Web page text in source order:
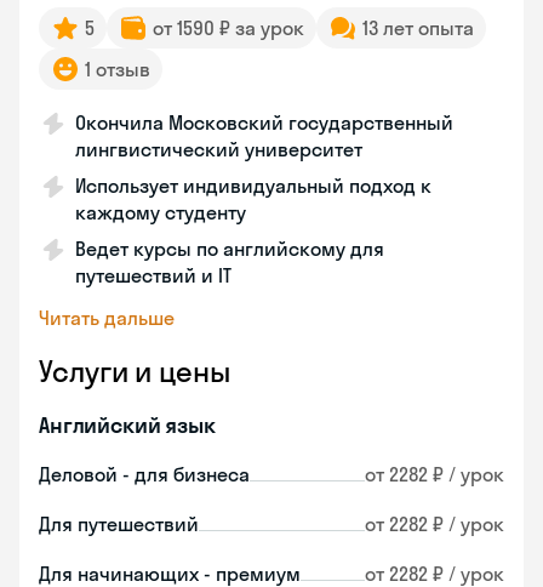
5 от 1590 ₽ за урок
13 лет опыта
1 отзыв
Окончила Московский государственный
лингвистический университет
Использует индивидуальный подход к
каждому студенту
Ведет курсы по английскому для
путешествий и IT
Читать дальше
Услуги и цены
Английский язык
Деловой - для бизнеса от 2282 ₽ / урок
Для путешествий от 2282 ₽ / урок
Для начинающих - премиум от 2282 ₽ / урок